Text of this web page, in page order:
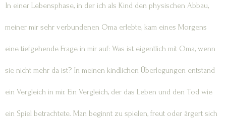
In einer Lebensphase, in der ich als Kind den physischen Abbau,
meiner mir sehr verbundenen Oma erlebte, kam eines Morgens
eine tiefgehende Frage in mir auf: Was ist eigentlich mit Oma, wenn
sie nicht mehr da ist? In meinen kindlichen Überlegungen entstand
ein Vergleich in mir. Ein Vergleich, der das Leben und den Tod wie
ein Spiel betrachtete. Man beginnt zu spielen, freut oder ärgert sich